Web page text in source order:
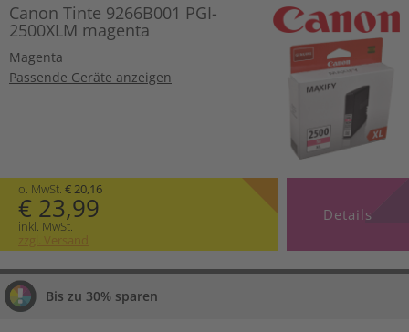
Canon Tinte 9266B001 PGI-
2500XLM magenta
Magenta
Passende Geräte anzeigen
o. MwSt. € 20,16
€ 23,99
inkl. MwSt.
zzgl. Versand
Details
Bis zu 30% sparen